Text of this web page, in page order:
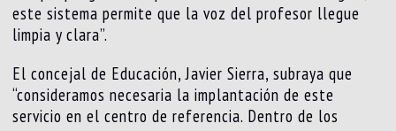
este sistema permite que la voz del profesor llegue
limpia y clara”.
El concejal de Educación, Javier Sierra, subraya que
“consideramos necesaria la implantación de este
servicio en el centro de referencia. Dentro de los